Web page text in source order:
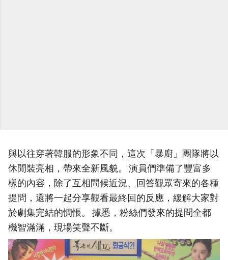
與以往穿著韓服的形象不同，這次「暴廚」團隊將以
休閒裝亮相，帶來全新風貌。 演員們準備了豐富多
樣的內容，除了互相問候近況、回答觀眾寄來的各種
提問，還將一起分享觀看最終回的反應，緩解大家對
於劇集完結的惆悵。 據悉，粉絲們發來的提問全都
機智滿滿，現場笑聲不斷。